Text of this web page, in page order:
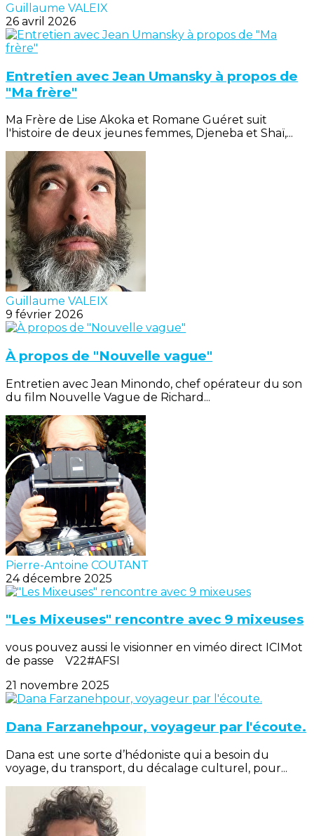
Guillaume VALEIX
26 avril 2026
Entretien avec Jean Umansky à propos de
"Ma frère"
Ma Frère de Lise Akoka et Romane Guéret suit
l'histoire de deux jeunes femmes, Djeneba et Shaï,...
Guillaume VALEIX
9 février 2026
À propos de "Nouvelle vague"
Entretien avec Jean Minondo, chef opérateur du son
du film Nouvelle Vague de Richard...
Pierre-Antoine COUTANT
24 décembre 2025
"Les Mixeuses" rencontre avec 9 mixeuses
vous pouvez aussi le visionner en viméo direct ICIMot
de passe V22#AFSI
21 novembre 2025
Dana Farzanehpour, voyageur par l'écoute.
Dana est une sorte d’hédoniste qui a besoin du
voyage, du transport, du décalage culturel, pour...